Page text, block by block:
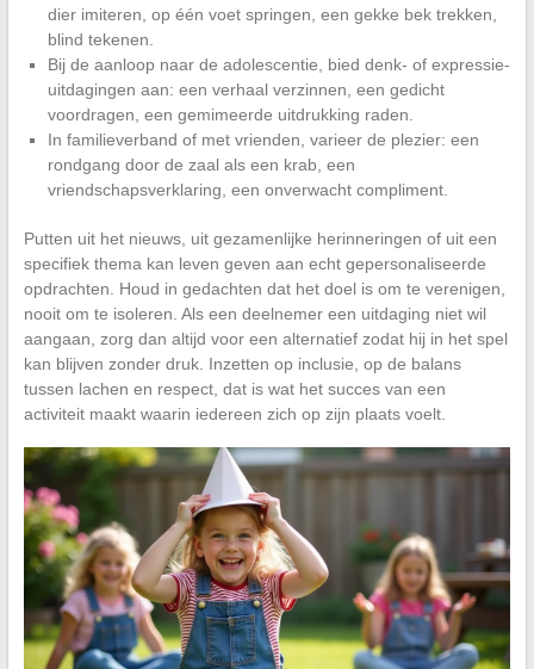
dier imiteren, op één voet springen, een gekke bek trekken,
blind tekenen.
Bij de aanloop naar de adolescentie, bied denk- of expressie-
uitdagingen aan: een verhaal verzinnen, een gedicht
voordragen, een gemimeerde uitdrukking raden.
In familieverband of met vrienden, varieer de plezier: een
rondgang door de zaal als een krab, een
vriendschapsverklaring, een onverwacht compliment.
Putten uit het nieuws, uit gezamenlijke herinneringen of uit een
specifiek thema kan leven geven aan echt gepersonaliseerde
opdrachten. Houd in gedachten dat het doel is om te verenigen,
nooit om te isoleren. Als een deelnemer een uitdaging niet wil
aangaan, zorg dan altijd voor een alternatief zodat hij in het spel
kan blijven zonder druk. Inzetten op inclusie, op de balans
tussen lachen en respect, dat is wat het succes van een
activiteit maakt waarin iedereen zich op zijn plaats voelt.